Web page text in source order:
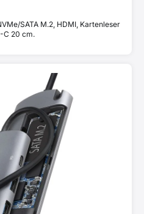
SATA M.2, HDMI, Kartenleser
C 20 cm.